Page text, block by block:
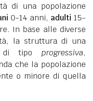
di una popolazione
0-14 anni, adulti 15-
In base alle diverse
la struttura di una
di tipo progressiva,
che la popolazione
o minore di quella